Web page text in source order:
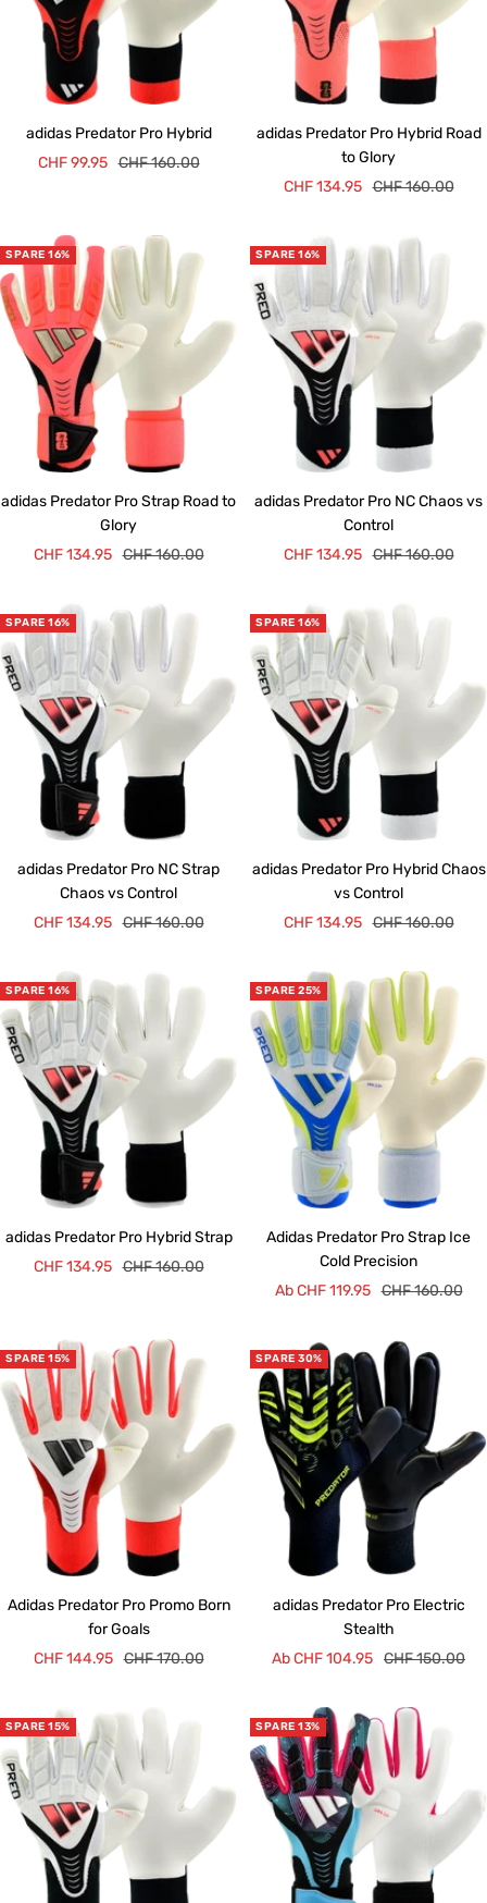
adidas Predator Pro Hybrid
Angebotspreis
CHF 99.95 Regulärer
CHF 160.00
adidas Predator Pro Hybrid Road
to Glory
Angebotspreis
CHF 134.95 Regulärer
CHF 160.00
SPARE 16%
adidas Predator Pro Strap Road to
Glory
Angebotspreis
CHF 134.95 Regulärer
CHF 160.00
SPARE 16%
adidas Predator Pro NC Chaos vs
Control
Angebotspreis
CHF 134.95 Regulärer
CHF 160.00
SPARE 16%
adidas Predator Pro NC Strap
Chaos vs Control
Angebotspreis
CHF 134.95 Regulärer
CHF 160.00
SPARE 16%
adidas Predator Pro Hybrid Chaos
vs Control
Angebotspreis
CHF 134.95 Regulärer
CHF 160.00
SPARE 16%
adidas Predator Pro Hybrid Strap
Angebotspreis
CHF 134.95 Regulärer
CHF 160.00
SPARE 25%
Adidas Predator Pro Strap Ice
Cold Precision
Angebotspreis
Ab CHF 119.95 Regulärer
CHF 160.00
SPARE 15%
Adidas Predator Pro Promo Born
for Goals
Angebotspreis
CHF 144.95 Regulärer
CHF 170.00
SPARE 30%
adidas Predator Pro Electric
Stealth
Angebotspreis
Ab CHF 104.95 Regulärer
CHF 150.00
SPARE 15% SPARE 13%